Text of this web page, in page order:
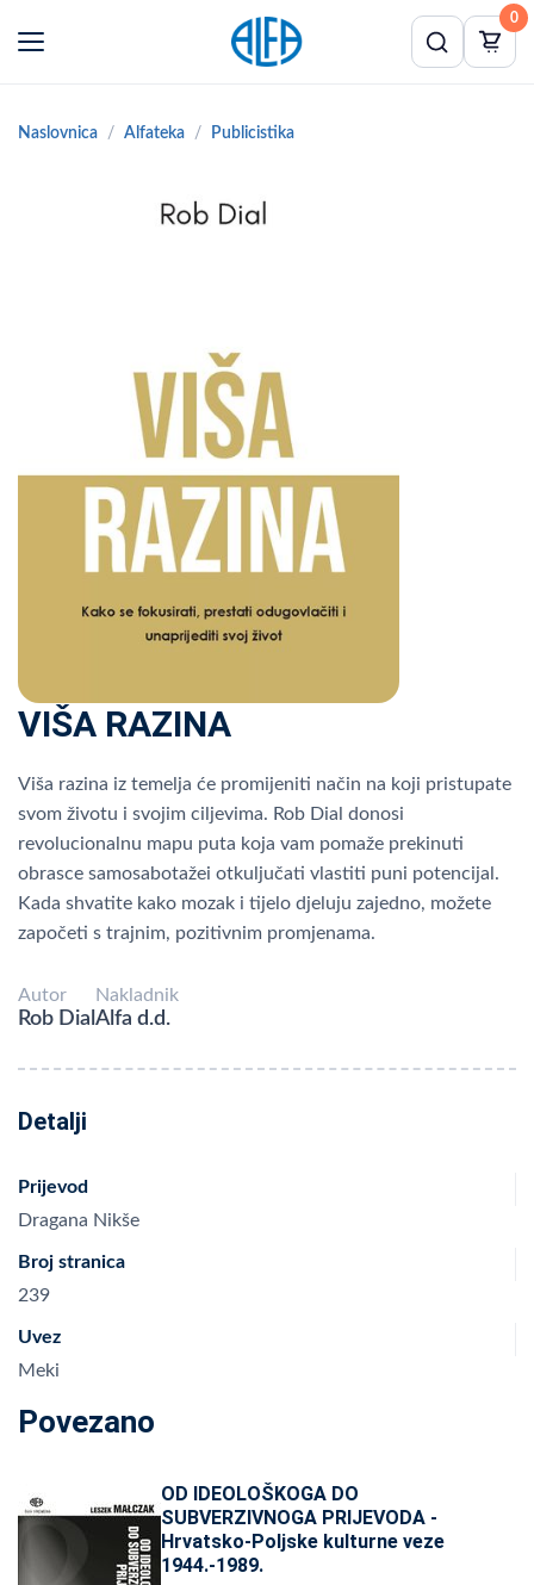
0
Naslovnica Alfateka Publicistika
VIŠA RAZINA
Viša razina iz temelja će promijeniti način na koji pristupate
svom životu i svojim ciljevima. Rob Dial donosi
revolucionalnu mapu puta koja vam pomaže prekinuti
obrasce samosabotažei otkuljučati vlastiti puni potencijal.
Kada shvatite kako mozak i tijelo djeluju zajedno, možete
započeti s trajnim, pozitivnim promjenama.
Autor
Rob Dial
Nakladnik
Alfa d.d.
Detalji
Prijevod
Dragana Nikše
Broj stranica
239
Uvez
Meki
Povezano
OD IDEOLOŠKOGA DO
SUBVERZIVNOGA PRIJEVODA -
Hrvatsko-Poljske kulturne veze
1944.-1989.